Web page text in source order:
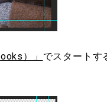
）」 でスタートす